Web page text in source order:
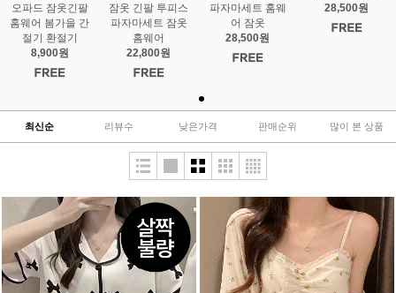
오파드 잠옷긴팔
홈웨어 봄가을 간
절기 환절기
8,900원
잠옷 긴팔 투피스
파자마세트 잠옷
홈웨어
22,800원
파자마세트 홈웨
어 잠옷
28,500원
28,500원
최신순 리뷰수 낮은가격 판매순위 많이 본 상품